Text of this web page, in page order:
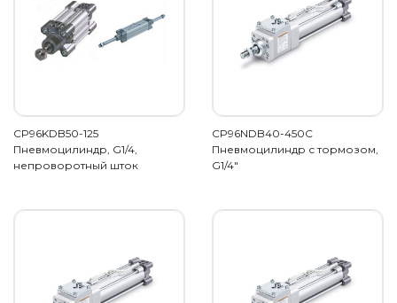
CP96KDB50-125
Пневмоцилиндр, G1/4,
непроворотный шток
CP96NDB40-450C
Пневмоцилиндр с тормозом,
G1/4"